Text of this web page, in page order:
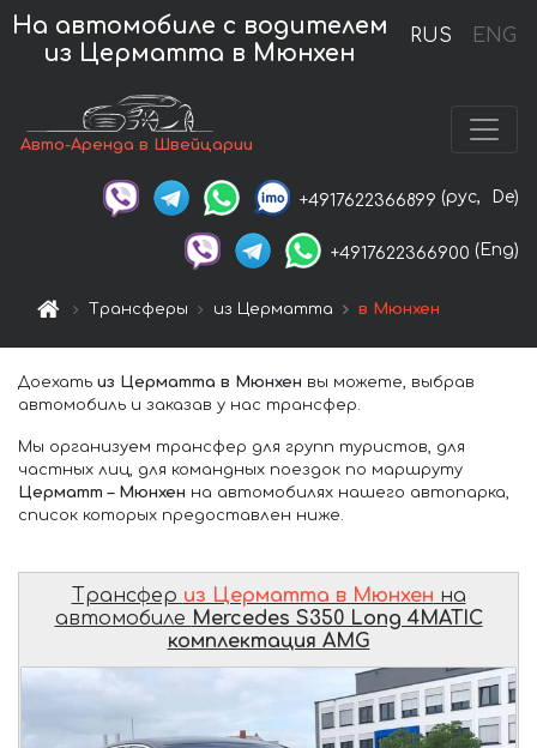
RUS ENG
На автомобиле с водителем
из Церматта в Мюнхен
Авто-Аренда в Швейцарии
+4917622366899 (рус, De)
+4917622366900 (Eng)
Трансферы из Церматта в Мюнхен
Доехать из Церматта в Мюнхен вы можете, выбрав
автомобиль и заказав у нас трансфер.
Мы организуем трансфер для групп туристов, для
частных лиц, для командных поездок по маршруту
Церматт – Мюнхен на автомобилях нашего автопарка,
список которых предоставлен ниже.
Трансфер из Церматта в Мюнхен на
автомобиле Mercedes S350 Long 4MATIC
комплектация AMG